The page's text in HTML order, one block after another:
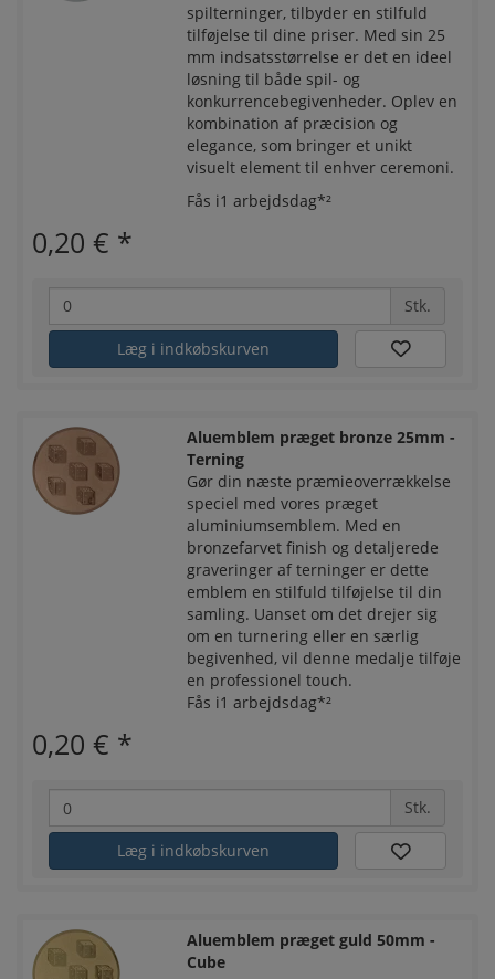
spilterninger, tilbyder en stilfuld
tilføjelse til dine priser. Med sin 25
mm indsatsstørrelse er det en ideel
løsning til både spil- og
konkurrencebegivenheder. Oplev en
kombination af præcision og
elegance, som bringer et unikt
visuelt element til enhver ceremoni.
Fås i1 arbejdsdag*²
0,20 € *
Stk.
Læg i indkøbskurven
Aluemblem præget bronze 25mm -
Terning
Gør din næste præmieoverrækkelse
speciel med vores præget
aluminiumsemblem. Med en
bronzefarvet finish og detaljerede
graveringer af terninger er dette
emblem en stilfuld tilføjelse til din
samling. Uanset om det drejer sig
om en turnering eller en særlig
begivenhed, vil denne medalje tilføje
en professionel touch.
Fås i1 arbejdsdag*²
0,20 € *
Stk.
Læg i indkøbskurven
Aluemblem præget guld 50mm -
Cube